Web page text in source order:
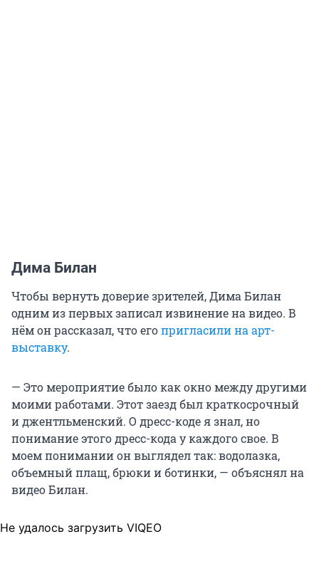
Дима Билан
Чтобы вернуть доверие зрителей, Дима Билан
одним из первых записал извинение на видео. В
нём он рассказал, что егопригласили на арт-
выставку.
— Это мероприятие было как окно между другими
моими работами. Этот заезд был краткосрочный
и джентльменский. О дресс-коде я знал, но
понимание этого дресс-кода у каждого свое. В
моем понимании он выглядел так: водолазка,
объемный плащ, брюки и ботинки, — объяснял на
видео Билан.
Не удалось загрузить VIQEO